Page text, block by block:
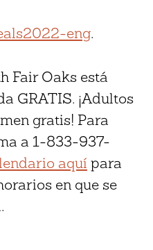
eng.
Fair Oaks está
GRATIS. ¡Adultos
gratis! Para
a 1-833-937-
aquí para
en que se